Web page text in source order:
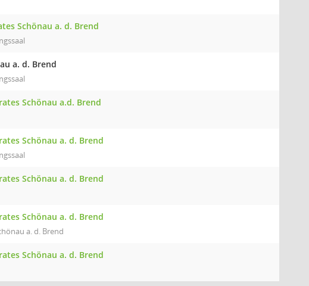
Schönau a. d. Brend
a. d. Brend
Schönau a.d. Brend
Schönau a. d. Brend
Schönau a. d. Brend
Schönau a. d. Brend
a. d. Brend
Schönau a. d. Brend